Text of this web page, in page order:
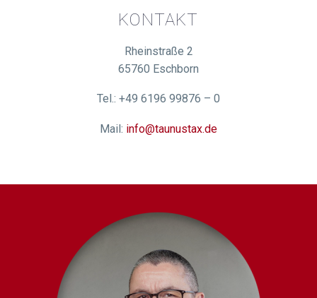
KONTAKT
Rheinstraße 2
65760 Eschborn
Tel.: +49 6196 99876 – 0
Mail: info@taunustax.de